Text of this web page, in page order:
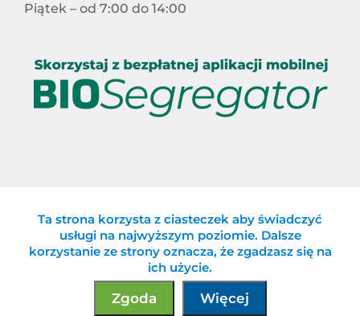
Piątek – od 7:00 do 14:00
Celowy Związek Gmin „Eko-Logiczni”
Ta strona korzysta z ciasteczek aby świadczyć
usługi na najwyższym poziomie. Dalsze
korzystanie ze strony oznacza, że zgadzasz się na
ich użycie.
Zgoda Więcej